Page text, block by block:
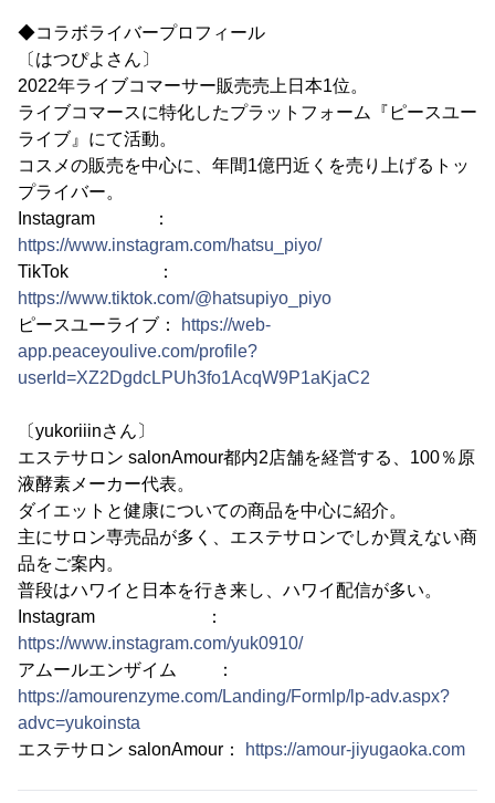
◆コラボライバープロフィール
〔はつぴよさん〕
2022年ライブコマーサー販売売上日本1位。
ライブコマースに特化したプラットフォーム『ピースユー
ライブ』にて活動。
コスメの販売を中心に、年間1億円近くを売り上げるトッ
プライバー。
Instagram ：
https://www.instagram.com/hatsu_piyo/
TikTok ：
https://www.tiktok.com/@hatsupiyo_piyo
ピースユーライブ：
https://web-
app.peaceyoulive.com/profile?
userId=XZ2DgdcLPUh3fo1AcqW9P1aKjaC2
〔yukoriiinさん〕
エステサロン salonAmour都内2店舗を経営する、100％原
液酵素メーカー代表。
ダイエットと健康についての商品を中心に紹介。
主にサロン専売品が多く、エステサロンでしか買えない商
品をご案内。
普段はハワイと日本を行き来し、ハワイ配信が多い。
Instagram ：
https://www.instagram.com/yuk0910/
アムールエンザイム ：
https://amourenzyme.com/Landing/Formlp/lp-adv.aspx?
advc=yukoinsta
エステサロン salonAmour：
https://amour-jiyugaoka.com